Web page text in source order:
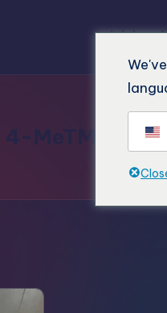
Inicio
MeTMP